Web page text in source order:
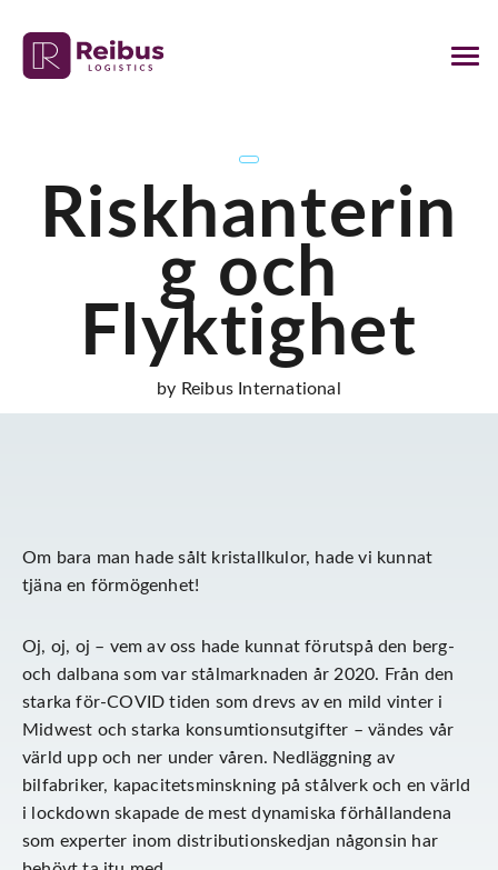
Riskhanterin
g och
Flyktighet
by Reibus International
Om bara man hade sålt kristallkulor, hade vi kunnat
tjäna en förmögenhet!
Oj, oj, oj – vem av oss hade kunnat förutspå den berg-
och dalbana som var stålmarknaden år 2020. Från den
starka för-COVID tiden som drevs av en mild vinter i
Midwest och starka konsumtionsutgifter – vändes vår
värld upp och ner under våren. Nedläggning av
bilfabriker, kapacitetsminskning på stålverk och en värld
i lockdown skapade de mest dynamiska förhållandena
som experter inom distributionskedjan någonsin har